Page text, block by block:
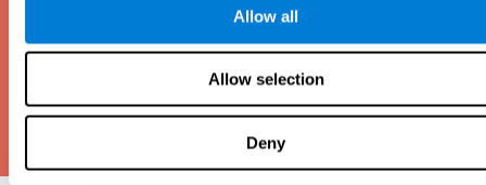
Allow all
Allow selection
Deny